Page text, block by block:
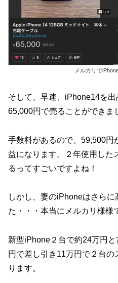
メルカリで
そして、早速、iPhone14を
65,000円で売ることができま
手数料があるので、59,500円
益になります。２年使用した
るってすごいですよね！
しかし、妻のiPhoneはさら
た・・・本当にメルカリ様様
新型iPhone２台で約24万円
円で差し引き11万円で２台
ります。